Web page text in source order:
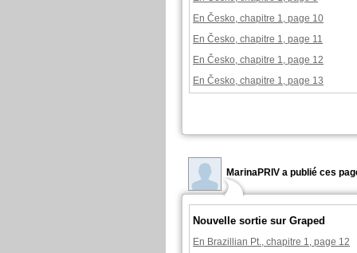
En Česko, chapitre 1, page 10
En Česko, chapitre 1, page 11
En Česko, chapitre 1, page 12
En Česko, chapitre 1, page 13
MarinaPRIV a publié ces
Nouvelle sortie sur Graped
En Brazillian Pt., chapitre 1, page 12